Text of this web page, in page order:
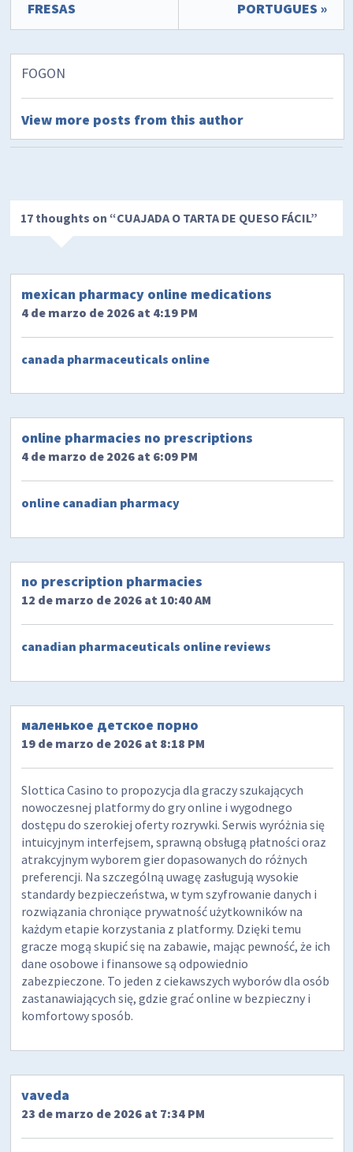
FRESAS
PORTUGUES »
FOGON
View more posts from this author
17 thoughts on “CUAJADA O TARTA DE QUESO FÁCIL”
mexican pharmacy online medications
4 de marzo de 2026 at 4:19 PM
canada pharmaceuticals online
online pharmacies no prescriptions
4 de marzo de 2026 at 6:09 PM
online canadian pharmacy
no prescription pharmacies
12 de marzo de 2026 at 10:40 AM
canadian pharmaceuticals online reviews
маленькое детское порно
19 de marzo de 2026 at 8:18 PM
Slottica Casino to propozycja dla graczy szukających
nowoczesnej platformy do gry online i wygodnego
dostępu do szerokiej oferty rozrywki. Serwis wyróżnia się
intuicyjnym interfejsem, sprawną obsługą płatności oraz
atrakcyjnym wyborem gier dopasowanych do różnych
preferencji. Na szczególną uwagę zasługują wysokie
standardy bezpieczeństwa, w tym szyfrowanie danych i
rozwiązania chroniące prywatność użytkowników na
każdym etapie korzystania z platformy. Dzięki temu
gracze mogą skupić się na zabawie, mając pewność, że ich
dane osobowe i finansowe są odpowiednio
zabezpieczone. To jeden z ciekawszych wyborów dla osób
zastanawiających się, gdzie grać online w bezpieczny i
komfortowy sposób.
vaveda
23 de marzo de 2026 at 7:34 PM